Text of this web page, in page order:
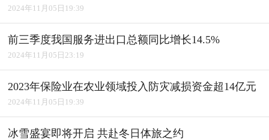
2024年11月05日19:39
前三季度我国服务进出口总额同比增长14.5%
2024年11月05日23:19
2023年保险业在农业领域投入防灾减损资金超14亿元
2024年11月05日19:39
冰雪盛宴即将开启 共赴冬日体旅之约